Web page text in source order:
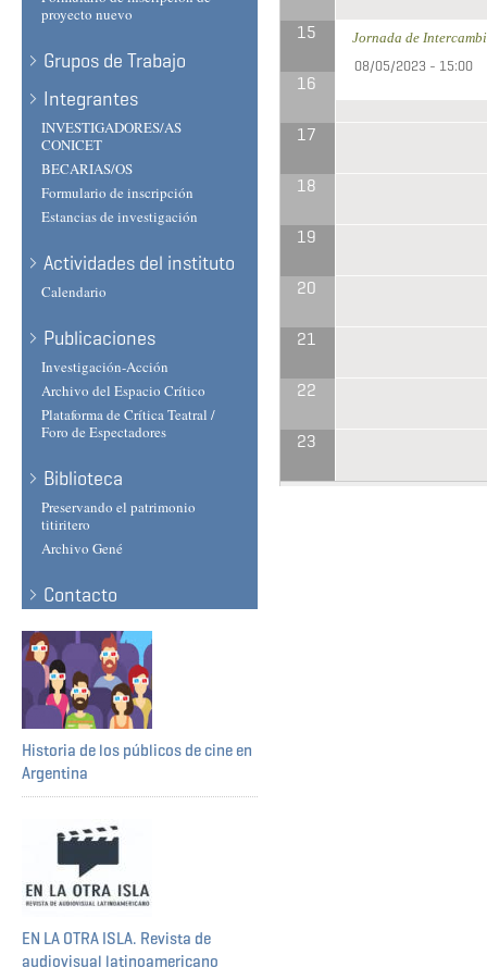
proyecto nuevo
Grupos de Trabajo
Integrantes
INVESTIGADORES/AS
CONICET
BECARIAS/OS
Formulario de inscripción
Estancias de investigación
Actividades del instituto
Calendario
Publicaciones
Investigación-Acción
Archivo del Espacio Crítico
Plataforma de Crítica Teatral /
Foro de Espectadores
Biblioteca
Preservando el patrimonio
titiritero
Archivo Gené
Contacto
Historia de los públicos de cine en
Argentina
EN LA OTRA ISLA. Revista de
audiovisual latinoamericano
15
16
17
18
19
20
21
22
23
Jornada de
08/05/2023 - 15:00